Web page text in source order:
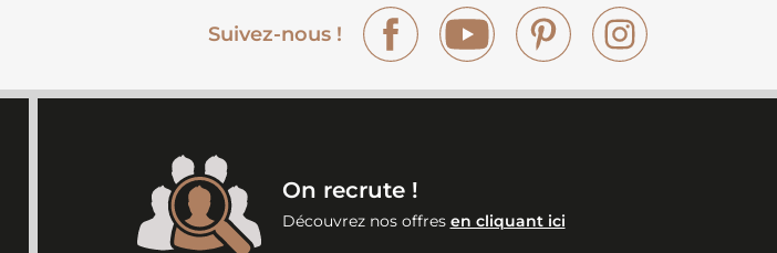
Suivez-nous !
Facebook YouTube Pinterest
On recrute !
Découvrez nos offres en cliquant ici